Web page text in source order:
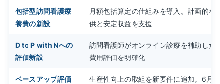
包括型訪問看護療
養費の新設
月額包括算定の仕組みを導入。計画的な
供と安定収益を支援
D to P with Nへの
評価新設
訪問看護師がオンライン診療を補助した
費用評価を明確化
ベースアップ評価
生産性向上の取組を新要件に追加。6月1